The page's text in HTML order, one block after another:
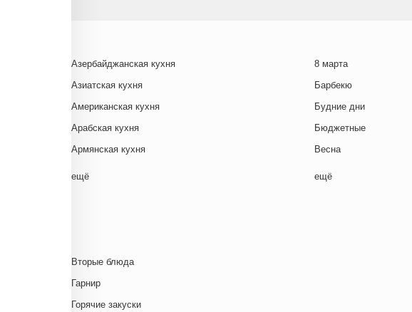
Азербайджанская кухня
Азиатская кухня
Американская кухня
Арабская кухня
Армянская кухня
Белорусская
Венгерская кухня
Греческая кухня
Грузинская кухня
ещё
8 марта
Барбекю
Будние дни
Бюджетные
Весна
Выходные дни
ещё
Вторые блюда
Гарнир
Горячие закуски